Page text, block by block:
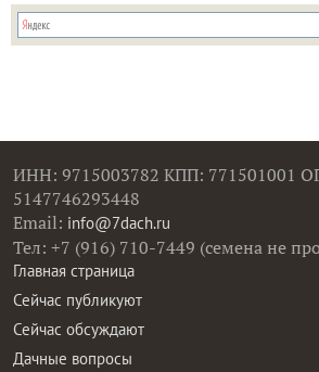
ИНН: 9715003782 КПП: 771501001
5147746293448
Email: info@7dach.ru
Тел: +7 (916) 710-7449 (семена не
Главная страница
Сейчас публикуют
Сейчас обсуждают
Дачные вопросы